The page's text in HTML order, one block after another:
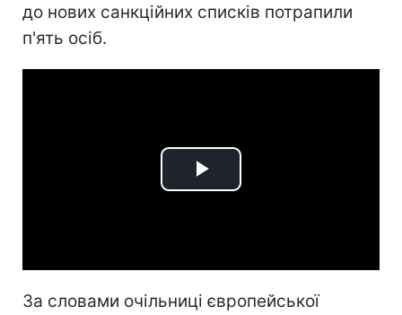
до нових санкційних списків потрапили
п'ять осіб.
Play
За словами очільниці європейської